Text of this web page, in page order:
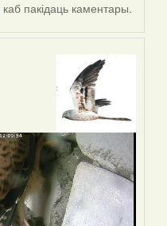
каб пакідаць каментары.